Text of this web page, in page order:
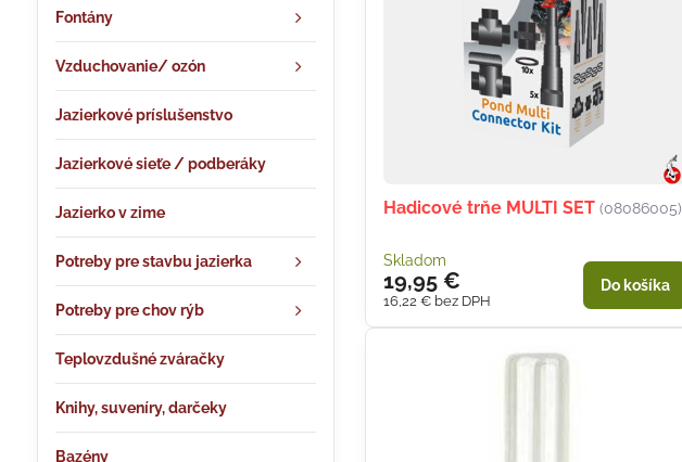
Hadicové trňe MULTI SET (08086005)
Skladom
19,95 €
16,22 € bez DPH
Do košíka
Fontány
Vzduchovanie/ ozón
Jazierkové príslušenstvo
Jazierkové sieťe / podberáky
Jazierko v zime
Potreby pre stavbu jazierka
Potreby pre chov rýb
Teplovzdušné zváračky
Knihy, suveníry, darčeky
Bazény